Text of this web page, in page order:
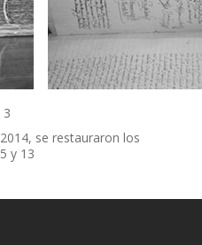
3
se restauraron los
y 13